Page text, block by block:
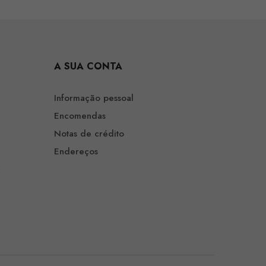
A SUA CONTA
Informação pessoal
Encomendas
Notas de crédito
Endereços